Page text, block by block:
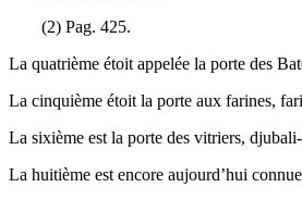
(2) Pag. 425.
La quatrième étoit appelée la porte des
La cinquième étoit la porte aux farines,
La sixième est la porte des vitriers,
La huitième est encore aujourd’hui